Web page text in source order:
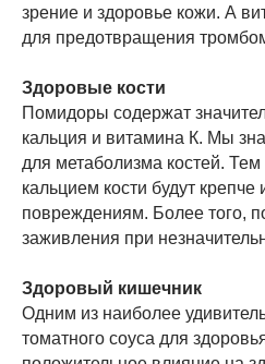
зрение и здоровье кожи. А
для предотвращения
Здоровые кости
Помидоры содержат
кальция и витамина К. Мы
для метаболизма костей.
кальцием кости будут крепче
повреждениям. Более того,
заживления при
Здоровый кишечник
Одним из наиболее
томатного соуса для